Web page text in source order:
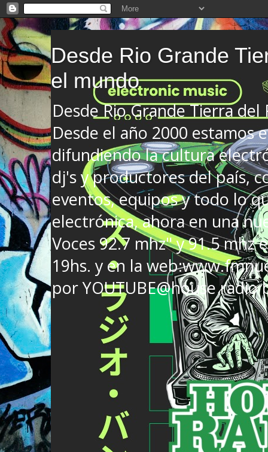
Desde Rio Grande
el mundo
Desde Rio Grande Tierra
Desde el año 2000 estamos
difundiendo la cultura
dj's y productores del país,
eventos, equipos y todo lo
electrónica, ahora en una
Voces 92.7 mhz" y 91.5 mhz
19hs. y en la
por YOUTUBE@house radio